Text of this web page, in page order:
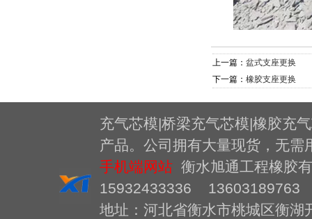
上一篇： 盆式支座更换
下一篇： 橡胶支座更换
充气芯模|桥梁充气芯模|橡胶充
产品。公司拥有大量现货，无需
手机端网站 衡水旭通工程橡胶
15932433336 13603189763
地址：河北省衡水市桃城区衡